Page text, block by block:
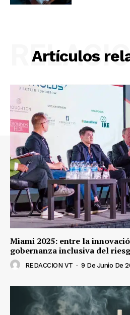
Artículos
Miami 2025: entre la
gobernanza inclusiva del
REDACCION VT - 9 De Junio De